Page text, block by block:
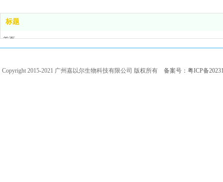
标题
首页
关于我们
Copyright 2015-2021 广州嘉以尔生物科技有限公司 版权所有 备案号：粤ICP备